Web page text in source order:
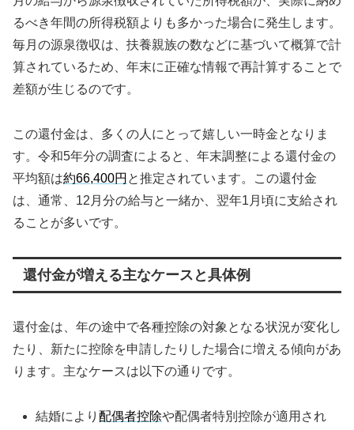
るべき年間の所得税額よりも多かった場合に発生します。
毎月の源泉徴収は、扶養親族の数などに基づいて概算で計
算されているため、年末に正確な情報で再計算することで
差額が生じるのです。
この還付金は、多くの人にとって嬉しい一時金となりま
す。令和5年分の調査によると、年末調整による還付金の
平均額は約66,400円 と推定されています。この還付金
は、通常、12月分の給与と一緒か、翌年1月頃に支給され
ることが多いです。
還付金が増える主なケースと具体例
還付金は、年の途中で各種控除の対象となる状況が変化し
たり、新たに控除を申請したりした場合に増える傾向があ
ります。主なケースは以下の通りです。
結婚により配偶者控除や配偶者特別控除が適用され